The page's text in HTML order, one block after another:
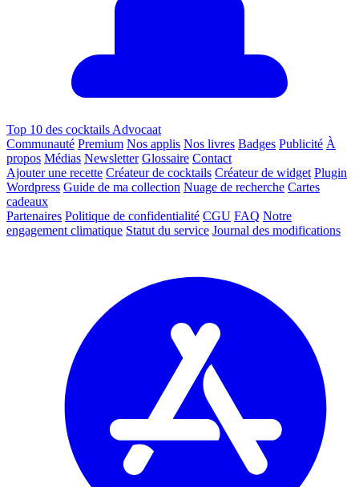
Top 10 des cocktails Advocaat
Communauté Premium Nos applis Nos livres Badges Publicité À
propos Médias Newsletter Glossaire Contact
Ajouter une recette Créateur de cocktails Créateur de widget Plugin
Wordpress Guide de ma collection Nuage de recherche Cartes
cadeaux
Partenaires Politique de confidentialité CGU FAQ Notre
engagement climatique Statut du service Journal des modifications